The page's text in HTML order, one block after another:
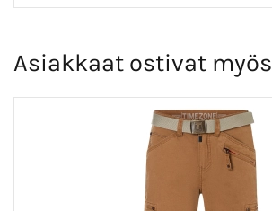
Asiakkaat ostivat myös